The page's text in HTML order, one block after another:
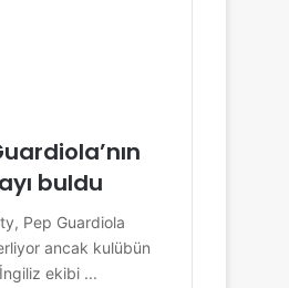
buldu
Pep Guardiola
ancak kulübün
ekibi ...